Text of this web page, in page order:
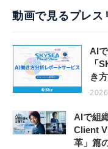
動画で見るプレス
AI
「
き
AIで組
Client
革」篇